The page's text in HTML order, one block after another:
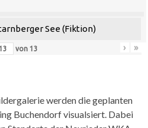
See (Fiktion)
von 13 › »
werden die geplanten
Buchendorf visualsiert. Dabei